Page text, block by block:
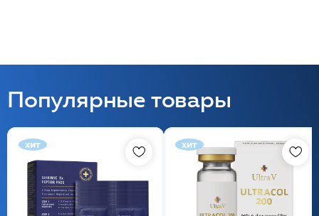
Популярные товары
хит хит